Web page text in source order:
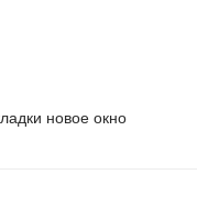
новое окно